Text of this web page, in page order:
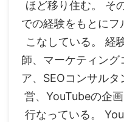
ほど移り住む。 そ
での経験をもとにフ
こなしている。 経
師、マーケティング
ア、SEOコンサル
営、YouTubeの企
行なっている。